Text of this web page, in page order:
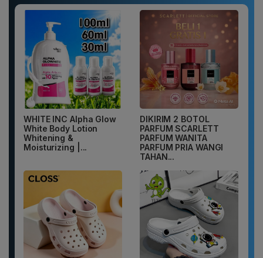
WHITE INC Alpha Glow
White Body Lotion
Whitening &
Moisturizing |...
DIKIRIM 2 BOTOL
PARFUM SCARLETT
PARFUM WANITA
PARFUM PRIA WANGI
TAHAN...